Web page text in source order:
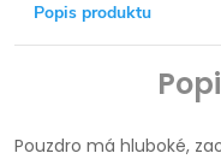
Popis produktu
Pouzdro má hluboké,